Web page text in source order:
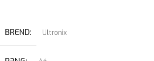
BREND Ultronix